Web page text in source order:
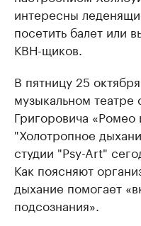
интересны
посетить балет или
КВН-щиков.
В пятницу 25
музыкальном
Григоровича «Ромео
"Холотропное
студии "Psy-Art"
Как поясняют
дыхание помогает
подсознания».